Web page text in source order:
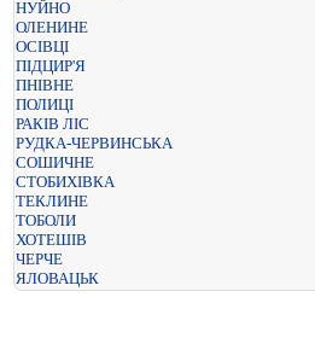
НУЙНО
ОЛЕНИНЕ
ОСІВЦІ
ПІДЦИР'Я
ПНІВНЕ
ПОЛИЦІ
РАКІВ ЛІС
РУДКА-ЧЕРВИНСЬКА
СОШИЧНЕ
СТОБИХІВКА
ТЕКЛИНЕ
ТОБОЛИ
ХОТЕШІВ
ЧЕРЧЕ
ЯЛОВАЦЬК